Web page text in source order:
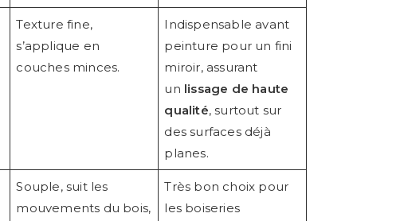
Texture fine,
s’applique en
couches minces.
Indispensable avant
peinture pour un fini
miroir, assurant
un lissage de haute
qualité, surtout sur
des surfaces déjà
planes.
Souple, suit les
mouvements du bois,
Très bon choix pour
les boiseries